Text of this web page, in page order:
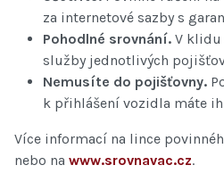
za internetové sazby s
Pohodlné srovnání. V klidu
služby jednotlivých
Nemusíte do pojišťovny.
k přihlášení vozidla máte
Více informací na lince
nebo na www.srovnavac.cz.